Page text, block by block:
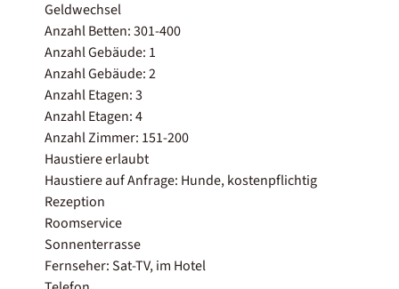
Geldwechsel
Anzahl Betten: 301-400
Anzahl Gebäude: 1
Anzahl Gebäude: 2
Anzahl Etagen: 3
Anzahl Etagen: 4
Anzahl Zimmer: 151-200
Haustiere erlaubt
Haustiere auf Anfrage: Hunde, kostenpflichtig
Rezeption
Roomservice
Sonnenterrasse
Fernseher: Sat-TV, im Hotel